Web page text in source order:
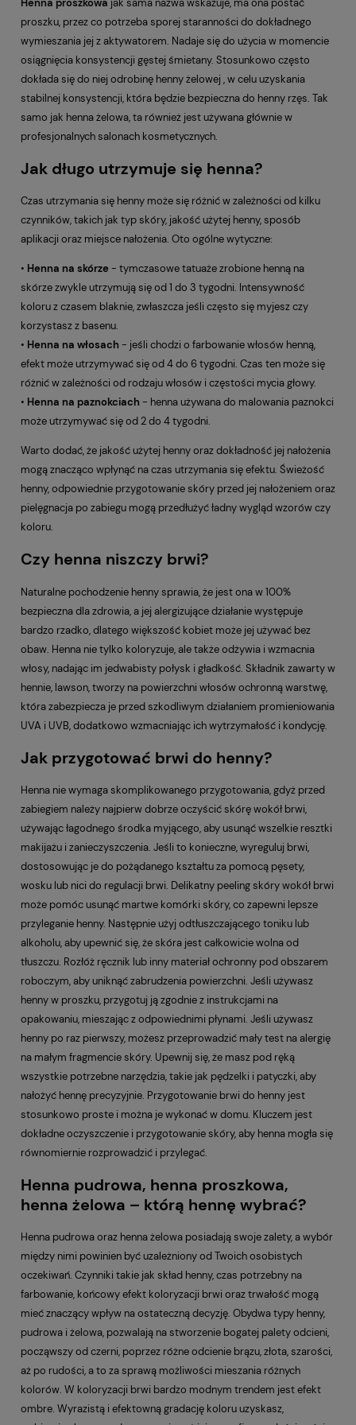
proszku, przez co potrzeba sporej staranności do dokładnego
wymieszania jej z aktywatorem. Nadaje się do użycia w momencie
osiągnięcia konsystencji gęstej śmietany. Stosunkowo często
dokłada się do niej odrobinę henny żelowej , w celu uzyskania
stabilnej konsystencji, która będzie bezpieczna do henny rzęs. Tak
samo jak henna żelowa, ta również jest używana głównie w
profesjonalnych salonach kosmetycznych.
Jak długo utrzymuje się henna?
Czas utrzymania się henny może się różnić w zależności od kilku
czynników, takich jak typ skóry, jakość użytej henny, sposób
aplikacji oraz miejsce nałożenia. Oto ogólne wytyczne:
• Henna na skórze- tymczasowe tatuaże zrobione henną na
skórze zwykle utrzymują się od 1 do 3 tygodni. Intensywność
koloru z czasem blaknie, zwłaszcza jeśli często się myjesz czy
korzystasz z basenu.
• Henna na włosach - jeśli chodzi o farbowanie włosów henną,
efekt może utrzymywać się od 4 do 6 tygodni. Czas ten może się
różnić w zależności od rodzaju włosów i częstości mycia głowy.
• Henna na paznokciach - henna używana do malowania paznokci
może utrzymywać się od 2 do 4 tygodni.
Warto dodać, że jakość użytej henny oraz dokładność jej nałożenia
mogą znacząco wpłynąć na czas utrzymania się efektu. Świeżość
henny, odpowiednie przygotowanie skóry przed jej nałożeniem oraz
pielęgnacja po zabiegu mogą przedłużyć ładny wygląd wzorów czy
koloru.
Czy henna niszczy brwi?
Naturalne pochodzenie henny sprawia, że jest ona w 100%
bezpieczna dla zdrowia, a jej alergizujące działanie występuje
bardzo rzadko, dlatego większość kobiet może jej używać bez
obaw. Henna nie tylko koloryzuje, ale także odżywia i wzmacnia
włosy, nadając im jedwabisty połysk i gładkość. Składnik zawarty w
hennie, lawson, tworzy na powierzchni włosów ochronną warstwę,
która zabezpiecza je przed szkodliwym działaniem promieniowania
UVA i UVB, dodatkowo wzmacniając ich wytrzymałość i kondycję.
Jak przygotować brwi do henny?
Henna nie wymaga skomplikowanego przygotowania, gdyż przed
zabiegiem należy najpierw dobrze oczyścić skórę wokół brwi,
używając łagodnego środka myjącego, aby usunąć wszelkie resztki
makijażu i zanieczyszczenia. Jeśli to konieczne, wyreguluj brwi,
dostosowując je do pożądanego kształtu za pomocą pęsety,
wosku lub nici do regulacji brwi. Delikatny peeling skóry wokół brwi
może pomóc usunąć martwe komórki skóry, co zapewni lepsze
przyleganie henny. Następnie użyj odtłuszczającego toniku lub
alkoholu, aby upewnić się, że skóra jest całkowicie wolna od
tłuszczu. Rozłóż ręcznik lub inny materiał ochronny pod obszarem
roboczym, aby uniknąć zabrudzenia powierzchni. Jeśli używasz
henny w proszku, przygotuj ją zgodnie z instrukcjami na
opakowaniu, mieszając z odpowiednimi płynami. Jeśli używasz
henny po raz pierwszy, możesz przeprowadzić mały test na alergię
na małym fragmencie skóry. Upewnij się, że masz pod ręką
wszystkie potrzebne narzędzia, takie jak pędzelki i patyczki, aby
nałożyć hennę precyzyjnie. Przygotowanie brwi do henny jest
stosunkowo proste i można je wykonać w domu. Kluczem jest
dokładne oczyszczenie i przygotowanie skóry, aby henna mogła się
równomiernie rozprowadzić i przylegać.
Henna pudrowa, henna proszkowa,
henna żelowa – którą hennę wybrać?
Henna pudrowa oraz henna żelowa posiadają swoje zalety, a wybór
między nimi powinien być uzależniony od Twoich osobistych
oczekiwań. Czynniki takie jak skład henny, czas potrzebny na
farbowanie, końcowy efekt koloryzacji brwi oraz trwałość mogą
mieć znaczący wpływ na ostateczną decyzję. Obydwa typy henny,
pudrowa i żelowa, pozwalają na stworzenie bogatej palety odcieni,
począwszy od czerni, poprzez różne odcienie brązu, złota, szarości,
aż po rudości, a to za sprawą możliwości mieszania różnych
kolorów. W koloryzacji brwi bardzo modnym trendem jest efekt
ombre. Wyrazistą i efektowną gradację koloru uzyskasz,